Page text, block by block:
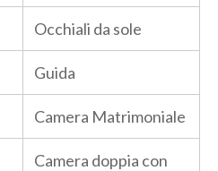
Occhiali da sole
Guida
Camera Matrimoniale
Camera doppia con